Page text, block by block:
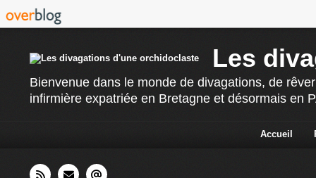
Les
Bienvenue dans le monde de divagations, de
infirmière expatriée en Bretagne et désormais en
Accueil